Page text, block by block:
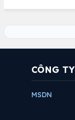
CÔNG
MSDN